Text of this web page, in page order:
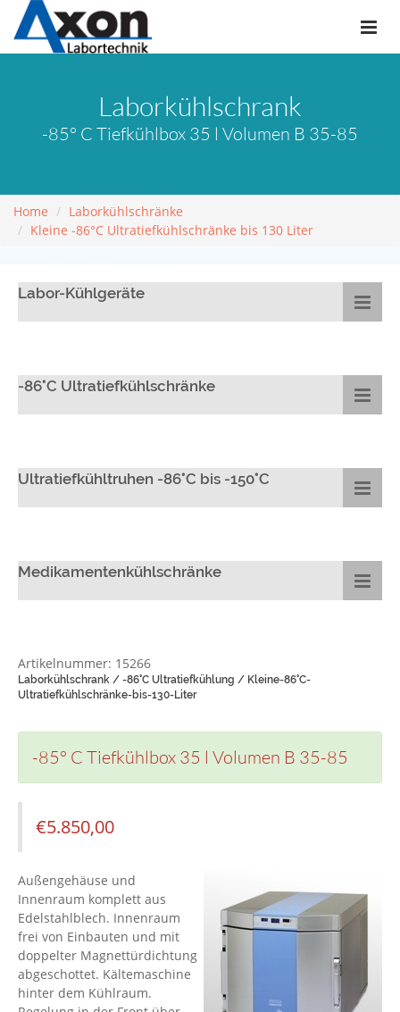
Laborkühlschrank
-85° C Tiefkühlbox 35 l Volumen B 35-85
Home
Laborkühlschränke
Kleine -86°C Ultratiefkühlschränke bis 130 Liter
Labor-Kühlgeräte
-86°C Ultratiefkühlschränke
Ultratiefkühltruhen -86°C bis -150°C
Medikamentenkühlschränke
Artikelnummer: 15266
Laborkühlschrank / -86°C Ultratiefkühlung / Kleine-86°C-
Ultratiefkühlschränke-bis-130-Liter
-85° C Tiefkühlbox 35 l Volumen B 35-85
€5.850,00
Außengehäuse und
Innenraum komplett aus
Edelstahlblech. Innenraum
frei von Einbauten und mit
doppelter Magnettürdichtung
abgeschottet. Kältemaschine
hinter dem Kühlraum.